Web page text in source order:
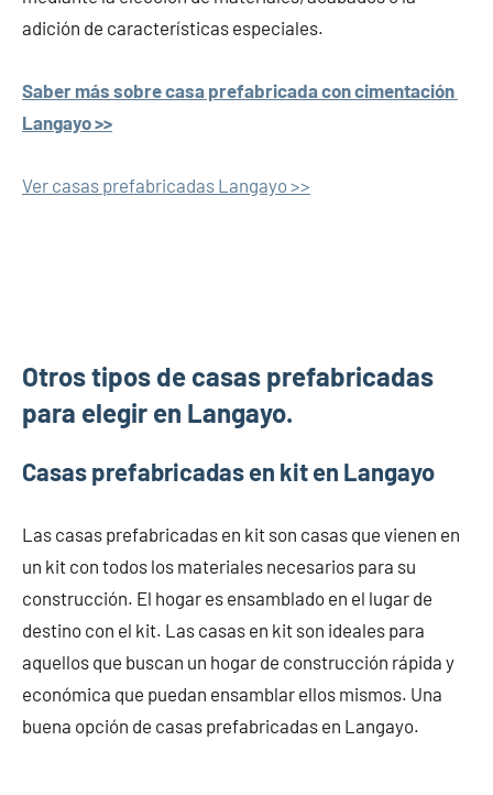
adición de características especiales.
Saber más sobre casa prefabricada con cimentación
Langayo >>
Ver casas prefabricadas Langayo >>
Otros tipos de casas prefabricadas
para elegir en Langayo.
Casas prefabricadas en kit en Langayo
Las casas prefabricadas en kit son casas que vienen en
un kit con todos los materiales necesarios para su
construcción. El hogar es ensamblado en el lugar de
destino con el kit. Las casas en kit son ideales para
aquellos que buscan un hogar de construcción rápida y
económica que puedan ensamblar ellos mismos. Una
buena opción de casas prefabricadas en Langayo.